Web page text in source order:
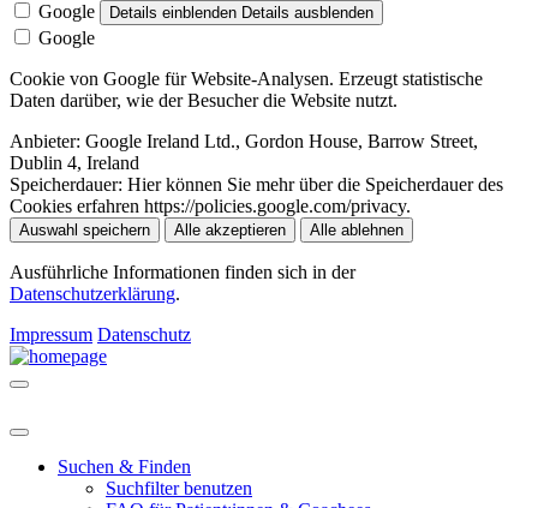
Google
Details einblenden Details ausblenden
Google
Cookie von Google für Website-Analysen. Erzeugt statistische
Daten darüber, wie der Besucher die Website nutzt.
Anbieter: Google Ireland Ltd., Gordon House, Barrow Street,
Dublin 4, Ireland
Speicherdauer: Hier können Sie mehr über die Speicherdauer des
Cookies erfahren https://policies.google.com/privacy.
Auswahl speichern Alle akzeptieren Alle ablehnen
Ausführliche Informationen finden sich in der
Datenschutzerklärung.
Impressum Datenschutz
Suchen & Finden
Suchfilter benutzen